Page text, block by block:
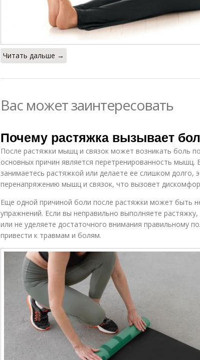
Читать дальше →
Вас может заинтересовать
Почему растяжка вызывает
После растяжки мышц и связок может возникать боль
основных причин является перетренированность мышц.
занимаетесь растяжкой или делаете ее слишком долго,
перенапряжению мышц и связок, что вызовет
Еще одной причиной боли после растяжки может быть
упражнений. Если вы неправильно выполняете
или не уделяете достаточного внимания правильному
привести к травмам и болям.